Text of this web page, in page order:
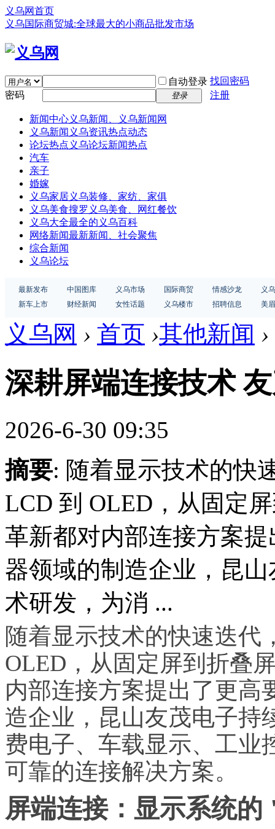
义乌网首页
义乌国际商贸城:全球最大的小商品批发市场
自动登录 找回密码
密码
登录 注册
新闻中心义乌新闻、义乌新闻网
义乌新闻 义乌资讯热点动态
论坛热点 义乌论坛新闻热点
汽车
亲子
婚嫁
义乌家居义乌装修、家纺、家俱
义乌美食搜罗义乌美食、网红餐饮
义乌大全最全的义乌百科
网络新闻最新新闻、社会聚焦
综合新闻
义乌论坛
最新发布 中国图库 义乌市场 国际商贸 情感沙龙
义
新车上市
财经新闻 女性话题 义乌楼市 招聘信息 美
义乌网 › 首页 ›其他新闻 ›
深耕屏端连接技术
2026-6-30 09:35
摘要: 随着显示技术的快
LCD 到 OLED，从固定
革新都对内部连接方案
器领域的制造企业，昆
术研发，为消 ...
随着显示技术的快速迭代
OLED，从固定屏到折叠
内部连接方案提出了更高
造企业，昆山友茂电子持
费电子、车载显示、工业
可靠的连接解决方案。
屏端连接：显示系统